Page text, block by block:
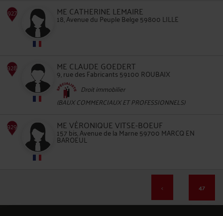
926
927
ME CATHERINE LEMAIRE
18, Avenue du Peuple Belge 59800 LILLE
928
ME CLAUDE GOEDERT
9, rue des Fabricants 59100 ROUBAIX
Droit immobilier
(BAUX COMMERCIAUX ET PROFESSIONNELS)
ME VÉRONIQUE VITSE-BOEUF
157 bis, Avenue de la Marne 59700 MARCQ EN
BAROEUL
< 47